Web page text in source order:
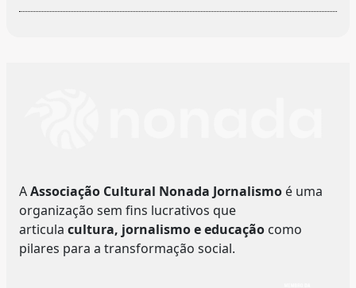
AAssociação Cultural Nonada Jornalismo é uma
organização sem fins lucrativos que
articula cultura, jornalismo e educação como
pilares para a transformação social.